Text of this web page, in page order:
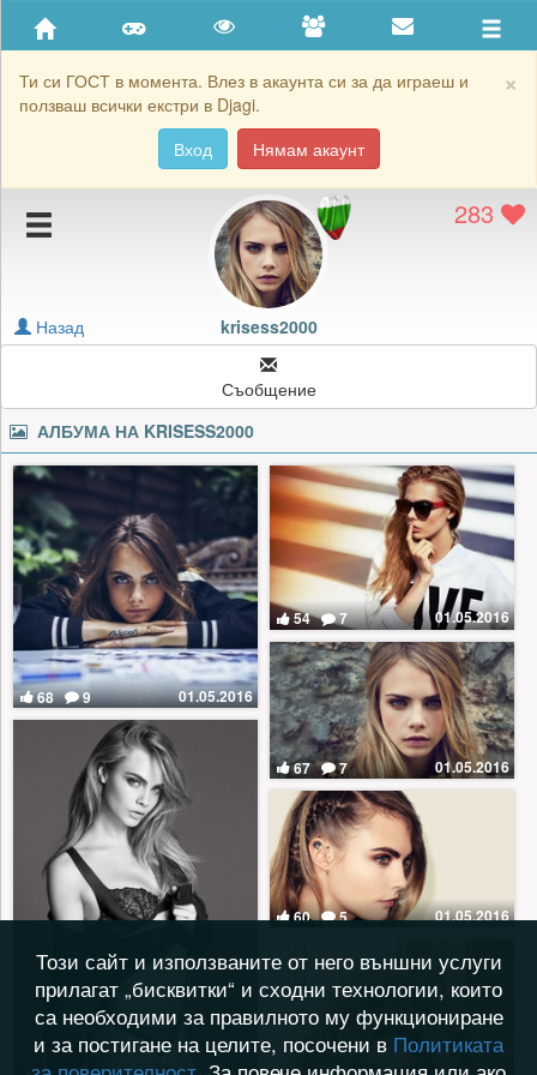
×
Ти си ГОСТ в момента. Влез в акаунта си за да играеш и
ползваш всички екстри в Djagi.
Вход
Нямам акаунт
Приятели
Хронология на игри
Подаръците на krisess2000
Картичките на krisess2000
Блокирай krisess2000
283
krisess2000
Назад
Съобщение
АЛБУМА НА KRISESS2000
68 9 01.05.2016
54 7 01.05.2016
67 7 01.05.2016
60 5 01.05.2016
Този сайт и използваните от него външни услуги
прилагат „бисквитки“ и сходни технологии, които
са необходими за правилното му функциониране
и за постигане на целите, посочени в Политиката